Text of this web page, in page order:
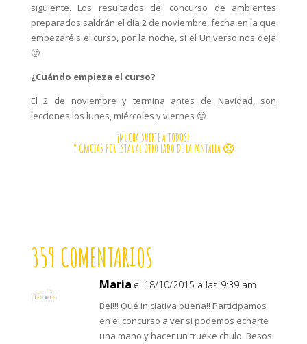
siguiente. Los resultados del concurso de ambientes
preparados saldrán el día 2 de noviembre, fecha en la que
empezaréis el curso, por la noche, si el Universo nos deja
🙂
¿Cuándo empieza el curso?
El 2 de noviembre y termina antes de Navidad, son
lecciones los lunes, miércoles y viernes 🙂
¡MUCHA SUERTE A TODOS!
Y GRACIAS POR ESTAR AL OTRO LADO DE LA PANTALLA 🙂
359 COMENTARIOS
Maria el 18/10/2015 a las 9:39 am
Bei!!! Qué iniciativa buena!! Participamos
en el concurso a ver si podemos echarte
una mano y hacer un trueke chulo. Besos